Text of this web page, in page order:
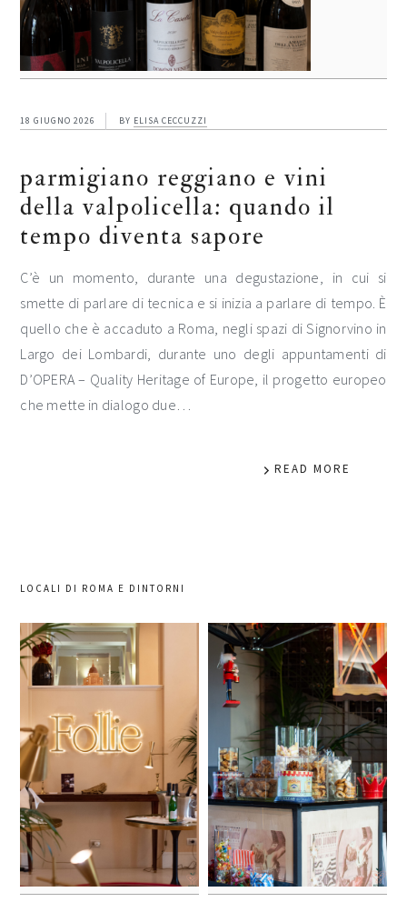
18 GIUGNO 2026 BY ELISA CECCUZZI
parmigiano reggiano e vini
della valpolicella: quando il
tempo diventa sapore
C’è un momento, durante una degustazione, in cui si
smette di parlare di tecnica e si inizia a parlare di tempo. È
quello che è accaduto a Roma, negli spazi di Signorvino in
Largo dei Lombardi, durante uno degli appuntamenti di
D’OPERA – Quality Heritage of Europe, il progetto europeo
che mette in dialogo due…
READ MORE
LOCALI DI ROMA E DINTORNI